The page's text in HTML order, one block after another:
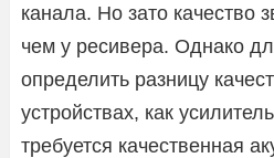
канала. Но зато качество
чем у ресивера. Однако
определить разницу
устройствах, как
требуется качественная